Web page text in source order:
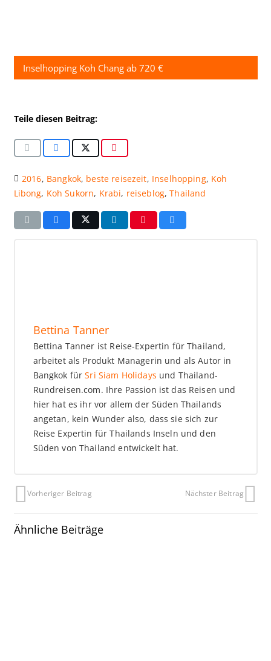
Inselhopping Koh Chang ab 720 €
Teile diesen Beitrag:
2016, Bangkok, beste reisezeit, Inselhopping, Koh
Libong, Koh Sukorn, Krabi, reiseblog,Thailand
Bettina Tanner
Bettina Tanner ist Reise-Expertin für Thailand,
arbeitet als Produkt Managerin und als Autor in
Bangkok fürSri Siam Holidays und Thailand-
Rundreisen.com. Ihre Passion ist das Reisen und
hier hat es ihr vor allem der Süden Thailands
angetan, kein Wunder also, dass sie sich zur
Reise Expertin für Thailands Inseln und den
Süden von Thailand entwickelt hat.
Vorheriger Beitrag Nächster Beitrag
Ähnliche Beiträge